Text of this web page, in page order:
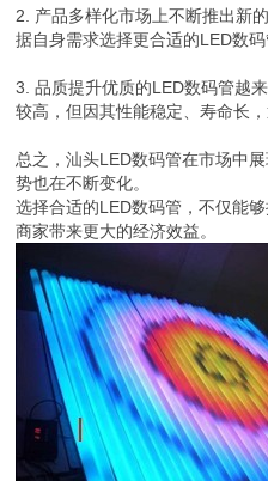
2. 产品多样化市场上不断推出新
据自身需求选择更合适的LED数
3. 品质提升优质的LED数码管越
较高，但因其性能稳定、寿命长
总之，汕头LED数码管在市场中
势也在不断变化。
选择合适的LED数码管，不仅能
商家带来更大的经济效益。